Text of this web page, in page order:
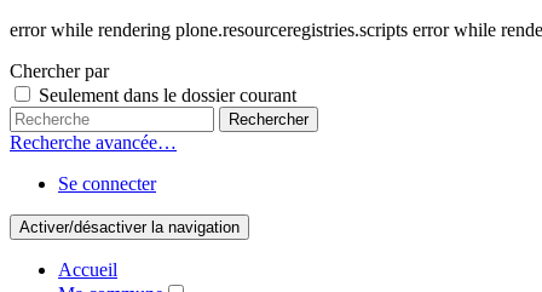
error while rendering plone.resourceregistries.scripts error while
Chercher par
Seulement dans le dossier courant
Recherche avancée…
Se connecter
Activer/désactiver la navigation
Accueil